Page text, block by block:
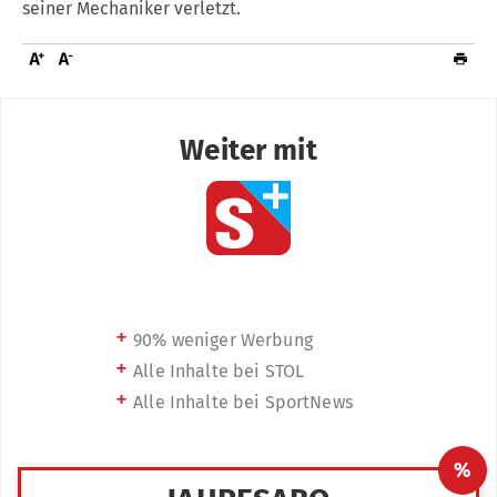
seiner Mechaniker verletzt.